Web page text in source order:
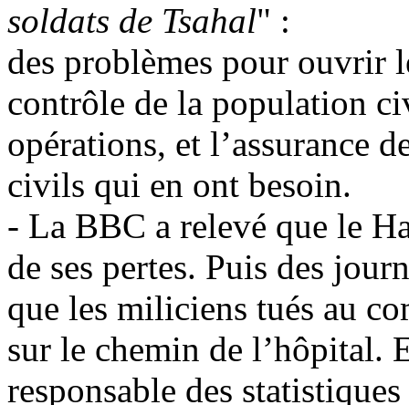
soldats de Tsahal" :
des problèmes pour ouvrir
contrôle de la population
opérations, et l’assurance
civils qui en ont besoin.
- La BBC a relevé que le
de ses pertes. Puis des
que les miliciens tués au
sur le chemin de l’hôpital.
responsable des